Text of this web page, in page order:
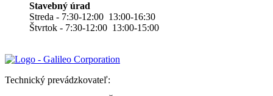
Stavebný úrad
Streda - 7:30-12:00 13:00-16:30
Štvrtok - 7:30-12:00 13:00-15:00
Technický prevádzkovateľ: